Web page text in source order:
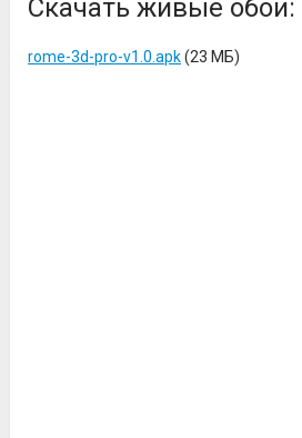
Скачать живые обои:
rome-3d-pro-v1.0.apk(23 МБ)